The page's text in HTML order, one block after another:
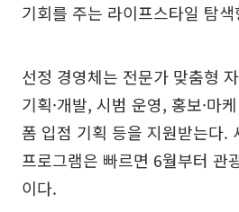
기회를 주는 라이프스타일 탐
선정 경영체는 전문가 맞춤형
기획·개발, 시범 운영, 홍보·마
폼 입점 기획 등을 지원받는다.
프로그램은 빠르면 6월부터 관
이다.